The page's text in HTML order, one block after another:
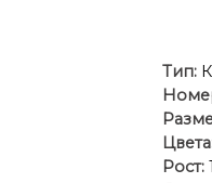
Тип:
Рост: